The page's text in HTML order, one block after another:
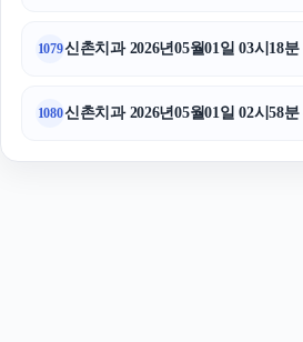
1079신촌치과 2026년05월01일 03시18
1080신촌치과 2026년05월01일 02시58